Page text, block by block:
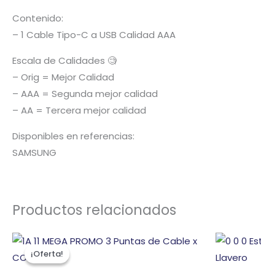
Contenido:
– 1 Cable Tipo-C a USB Calidad AAA
Escala de Calidades 🧐
– Orig = Mejor Calidad
– AAA = Segunda mejor calidad
– AA = Tercera mejor calidad
Disponibles en referencias:
SAMSUNG
Productos relacionados
¡Oferta!
¡Oferta!
El
precio
original
era:
El
precio